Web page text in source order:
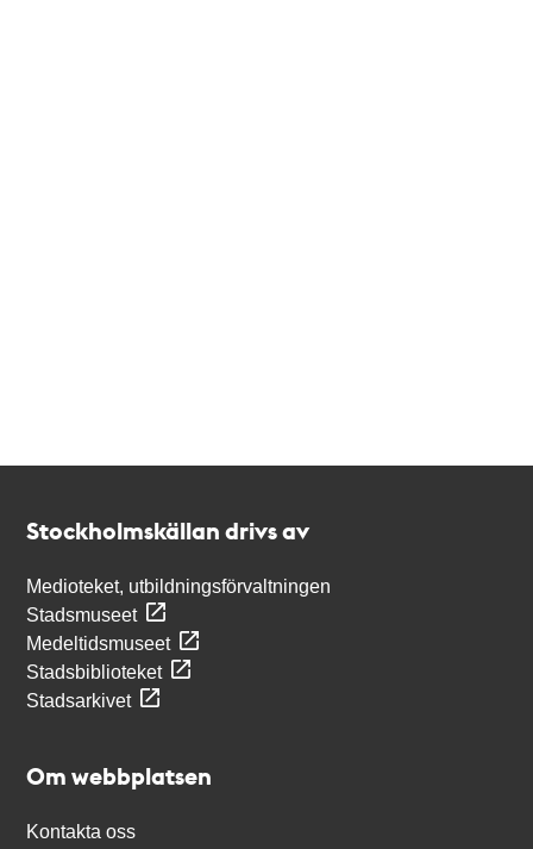
Stockholmskällan drivs av
Medioteket, utbildningsförvaltningen
Stadsmuseet
Medeltidsmuseet
Stadsbiblioteket
Stadsarkivet
Om webbplatsen
Kontakta oss